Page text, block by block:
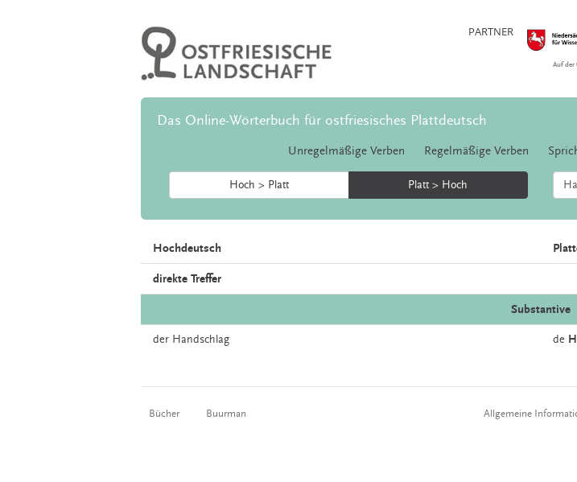
PARTNER
Auf der
Das Online-Wörterbuch für ostfriesisches Plattdeutsch
Unregelmäßige Verben Regelmäßige Verben
Hoch > Platt Platt > Hoch
Hochdeutsch
direkte Treffer
Substantive
der Handschlag de
Bücher Buurman Allgemeine